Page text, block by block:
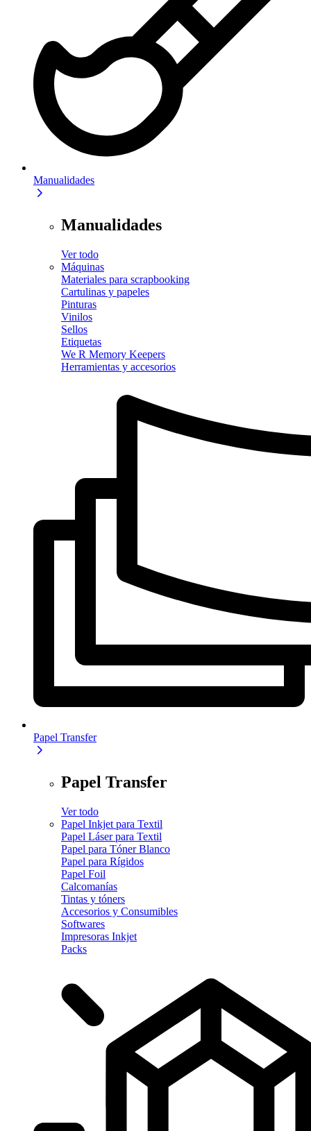
Manualidades
Manualidades
Ver todo
Máquinas
Materiales para scrapbooking
Cartulinas y papeles
Pinturas
Vinilos
Sellos
Etiquetas
We R Memory Keepers
Herramientas y accesorios
Papel Transfer
Papel Transfer
Ver todo
Papel Inkjet para Textil
Papel Láser para Textil
Papel para Tóner Blanco
Papel para Rígidos
Papel Foil
Calcomanías
Tintas y tóners
Accesorios y Consumibles
Softwares
Impresoras Inkjet
Packs